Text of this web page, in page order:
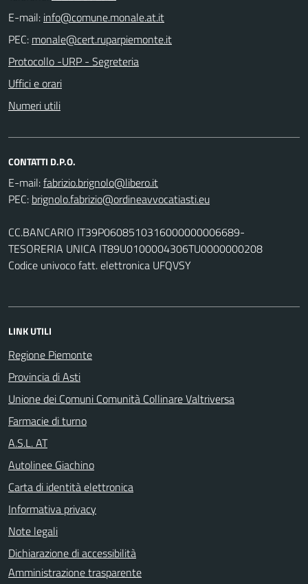
E-mail:
PEC:
Protocollo -URP - Segreteria
Uffici e orari
Numeri utili
CONTATTI D.P.O.
E-mail:
PEC:
CC.BANCARIO IT39P0608510316000000006689-
TESORERIA UNICA IT89U0100004306TU0000000208
Codice univoco fatt. elettronica UFQVSY
LINK UTILI
Regione Piemonte
Provincia di Asti
Unione dei Comuni Comunità Collinare Valtriversa
Farmacie di turno
A.S.L. AT
Autolinee Giachino
Carta di identità elettronica
Informativa privacy
Note legali
Dichiarazione di accessibilità
Amministrazione trasparente